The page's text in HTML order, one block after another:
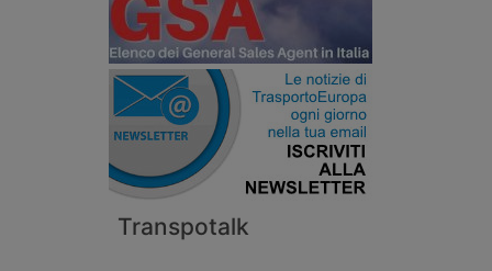
Transpotalk